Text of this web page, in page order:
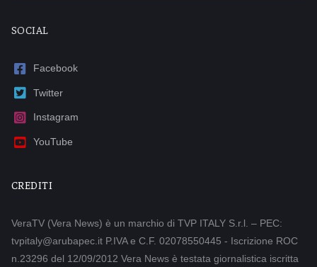
SOCIAL
Facebook
Twitter
Instagram
YouTube
CREDITI
VeraTV (Vera News) è un marchio di TVP ITALY S.r.l. – PEC:
tvpitaly@arubapec.it P.IVA e C.F. 02078550445 - Iscrizione ROC
n.23296 del 12/09/2012 Vera News è testata giornalistica iscritta